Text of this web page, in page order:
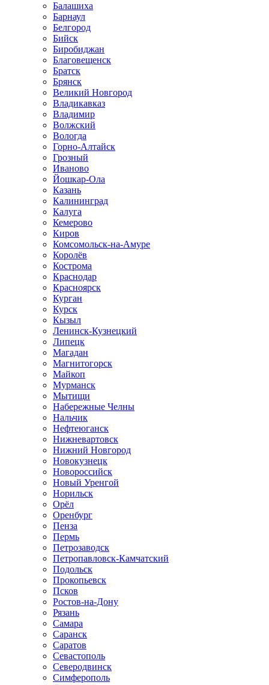
Балашиха
Барнаул
Белгород
Бийск
Биробиджан
Благовещенск
Братск
Брянск
Великий Новгород
Владикавказ
Владимир
Волжский
Вологда
Горно-Алтайск
Грозный
Иваново
Йошкар-Ола
Казань
Калининград
Калуга
Кемерово
Киров
Комсомольск-на-Амуре
Королёв
Кострома
Краснодар
Красноярск
Курган
Курск
Кызыл
Ленинск-Кузнецкий
Липецк
Магадан
Магнитогорск
Майкоп
Мурманск
Мытищи
Набережные Челны
Нальчик
Нефтеюганск
Нижневартовск
Нижний Новгород
Новокузнецк
Новороссийск
Новый Уренгой
Норильск
Орёл
Оренбург
Пенза
Пермь
Петрозаводск
Петропавловск-Камчатский
Подольск
Прокопьевск
Псков
Ростов-на-Дону
Рязань
Самара
Саранск
Саратов
Севастополь
Северодвинск
Симферополь